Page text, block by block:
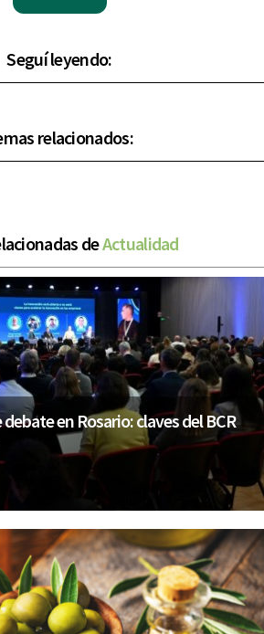
Seguí leyendo:
relacionados:
deActualidad
en Rosario: claves del BCR